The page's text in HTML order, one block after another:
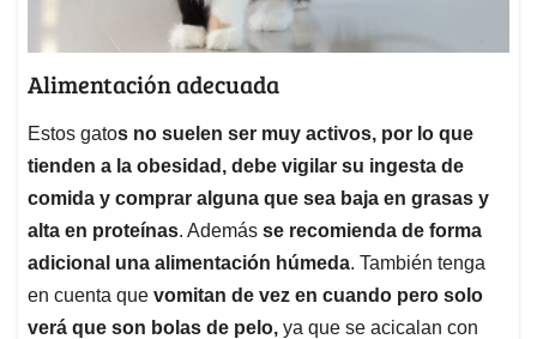
Alimentación adecuada
Estos gatos no suelen ser muy activos, por lo que
tienden a la obesidad, debe vigilar su ingesta de
comida y comprar alguna que sea baja en grasas y
alta en proteínas. Además se recomienda de forma
adicional una alimentación húmeda. También tenga
en cuenta que vomitan de vez en cuando pero solo
verá que son bolas de pelo, ya que se acicalan con